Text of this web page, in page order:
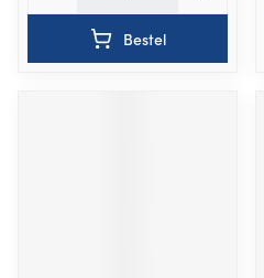
Bestel